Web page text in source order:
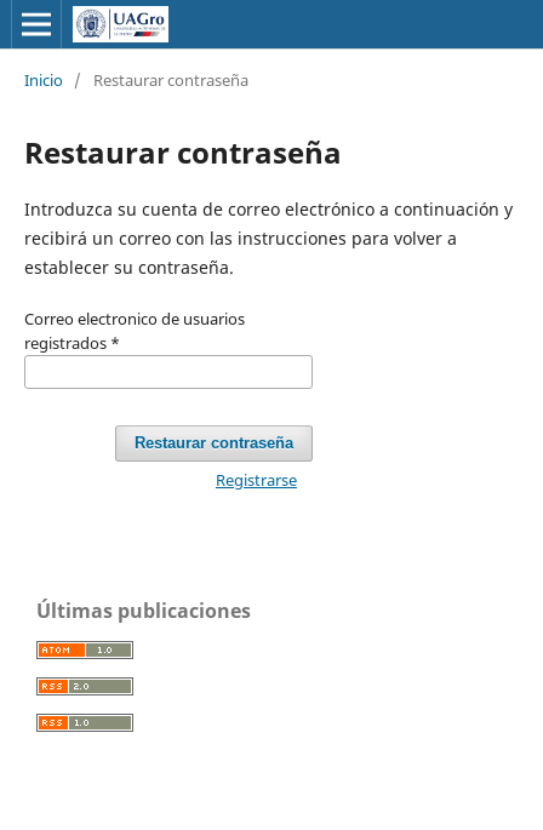
Inicio / Restaurar contraseña
Restaurar contraseña
Introduzca su cuenta de correo electrónico a continuación y
recibirá un correo con las instrucciones para volver a
establecer su contraseña.
Correo electronico de usuarios
registrados *
Restaurar contraseña
Registrarse
Últimas publicaciones